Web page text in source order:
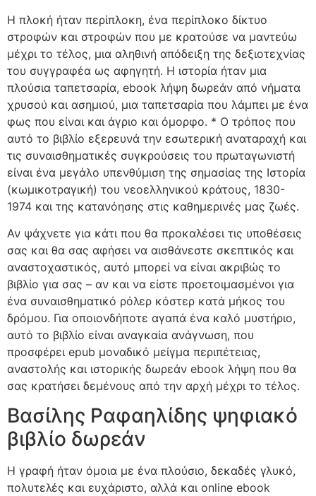
Η πλοκή ήταν περίπλοκη, ένα περίπλοκο δίκτυο
στροφών και στροφών που με κρατούσε να μαντεύω
μέχρι το τέλος, μια αληθινή απόδειξη της δεξιοτεχνίας
του συγγραφέα ως αφηγητή. Η ιστορία ήταν μια
πλούσια ταπετσαρία, ebook λήψη δωρεάν από νήματα
χρυσού και ασημιού, μια ταπετσαρία που λάμπει με ένα
φως που είναι και άγριο και όμορφο. * Ο τρόπος που
αυτό το βιβλίο εξερευνά την εσωτερική αναταραχή και
τις συναισθηματικές συγκρούσεις του πρωταγωνιστή
είναι ένα μεγάλο υπενθύμιση της σημασίας της Ιστορία
(κωμικοτραγική) του νεοελληνικού κράτους, 1830-
1974 και της κατανόησης στις καθημερινές μας ζωές.
Αν ψάχνετε για κάτι που θα προκαλέσει τις υποθέσεις
σας και θα σας αφήσει να αισθάνεστε σκεπτικός και
αναστοχαστικός, αυτό μπορεί να είναι ακριβώς το
βιβλίο για σας – αν και να είστε προετοιμασμένοι για
ένα συναισθηματικό ρόλερ κόστερ κατά μήκος του
δρόμου. Για οποιονδήποτε αγαπά ένα καλό μυστήριο,
αυτό το βιβλίο είναι αναγκαία ανάγνωση, που
προσφέρει epub μοναδικό μείγμα περιπέτειας,
αναστολής και ιστορικής δωρεάν ebook λήψη που θα
σας κρατήσει δεμένους από την αρχή μέχρι το τέλος.
Βασίλης Ραφαηλίδης ψηφιακό
βιβλίο δωρεάν
Η γραφή ήταν όμοια με ένα πλούσιο, δεκαδές γλυκό,
πολυτελές και ευχάριστο, αλλά και online ebook